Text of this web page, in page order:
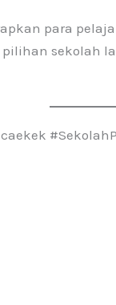
para
pilihan